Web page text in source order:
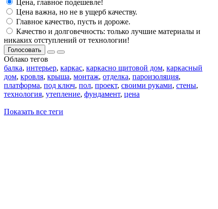
Цена, главное подешевле!
Цена важна, но не в ущерб качеству.
Главное качество, пусть и дороже.
Качество и долговечность: только лучшие материалы и
никаких отступлений от технологии!
Голосовать
Облако тегов
балка, интерьер, каркас, каркасно щитовой дом, каркасный
дом, кровля, крыша, монтаж, отделка, пароизоляция,
платформа, под ключ, пол, проект, своими руками, стены,
технология, утепление, фундамент, цена
Показать все теги